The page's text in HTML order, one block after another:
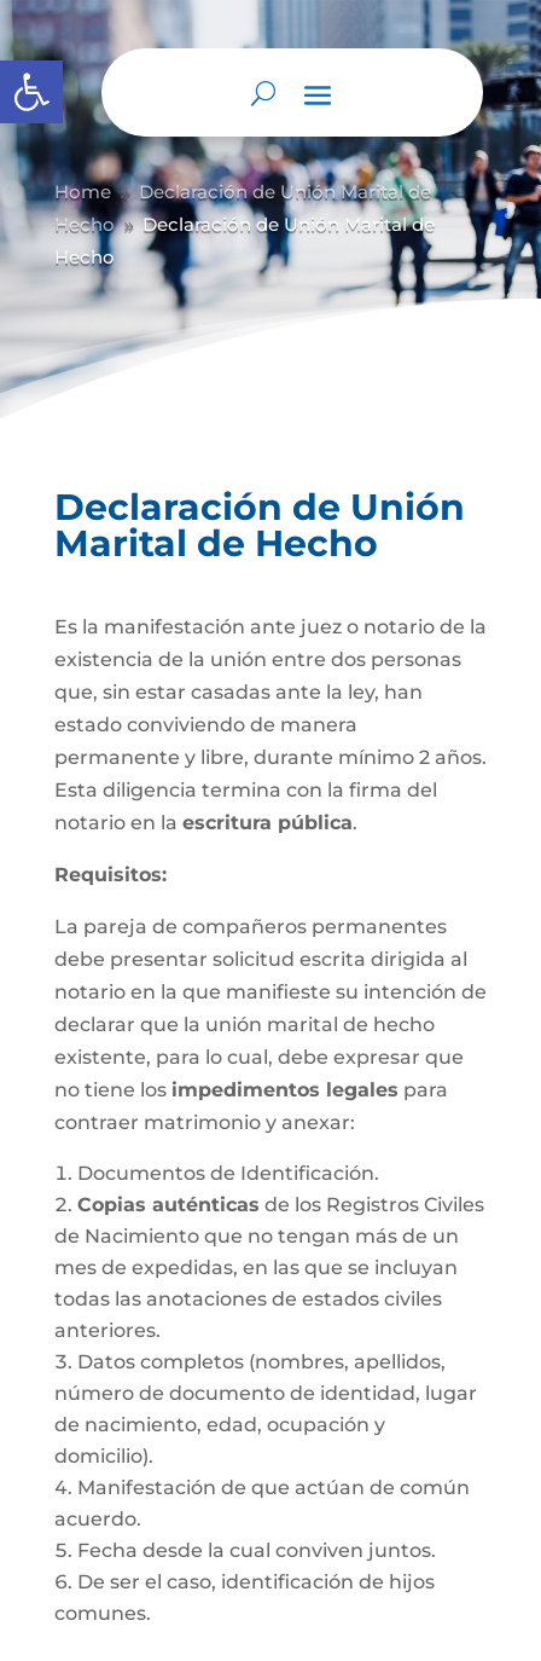
Abrir barra de herramientas
Home 9 Declaración de Unión Marital de
Hecho 9 Declaración de Unión Marital de
Hecho
Declaración de Unión
Marital de Hecho
Es la manifestación ante juez o notario de la
existencia de la unión entre dos personas
que, sin estar casadas ante la ley, han
estado conviviendo de manera
permanente y libre, durante mínimo 2 años.
Esta diligencia termina con la firma del
notario en la escritura pública.
Requisitos:
La pareja de compañeros permanentes
debe presentar solicitud escrita dirigida al
notario en la que manifieste su intención de
declarar que la unión marital de hecho
existente, para lo cual, debe expresar que
no tiene los impedimentos legales para
contraer matrimonio y anexar:
Documentos de Identificación.
Copias auténticas de los Registros Civiles
de Nacimiento que no tengan más de un
mes de expedidas, en las que se incluyan
todas las anotaciones de estados civiles
anteriores.
Datos completos (nombres, apellidos,
número de documento de identidad, lugar
de nacimiento, edad, ocupación y
domicilio).
Manifestación de que actúan de común
acuerdo.
Fecha desde la cual conviven juntos.
De ser el caso, identificación de hijos
comunes.